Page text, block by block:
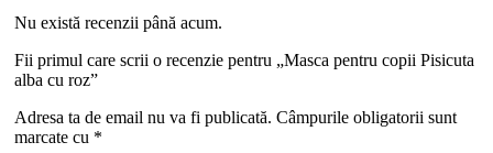
Nu există recenzii până acum.
Fii primul care scrii o recenzie pentru „Masca pentru copii Pisicuta
alba cu roz”
Adresa ta de email nu va fi publicată. Câmpurile obligatorii sunt
marcate cu *